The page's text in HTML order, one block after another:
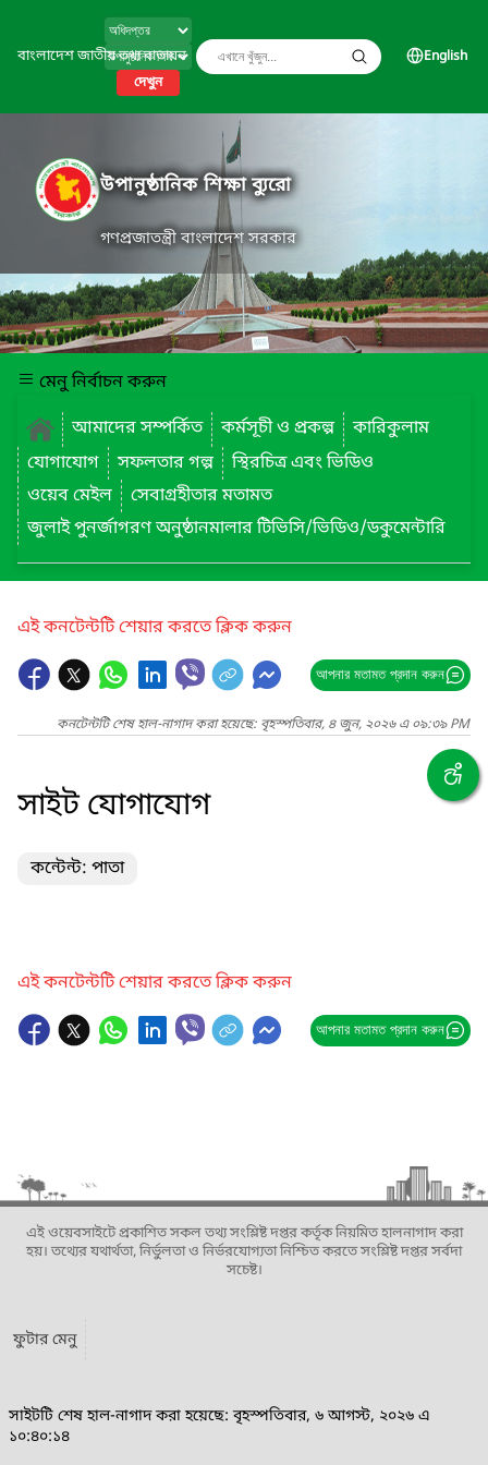
বাংলাদেশ জাতীয় তথ্য বাতায়ন
দেখুন
English
উপানুষ্ঠানিক শিক্ষা ব্যুরো
গণপ্রজাতন্ত্রী বাংলাদেশ সরকার
মেনু নির্বাচন করুন
আমাদের সম্পর্কিত
কর্মসূচী ও প্রকল্প
কারিকুলাম
যোগাযোগ
সফলতার গল্প
স্থিরচিত্র এবং ভিডিও
ওয়েব মেইল
সেবাগ্রহীতার মতামত
জুলাই পুনর্জাগরণ অনুষ্ঠানমালার টিভিসি/ভিডিও/ডকুমেন্টারি
এই কনটেন্টটি শেয়ার করতে ক্লিক করুন
আপনার মতামত প্রদান করুন
কনটেন্টটি শেষ হাল-নাগাদ করা হয়েছে: বৃহস্পতিবার, ৪ জুন, ২০২৬ এ ০৯:৩৯ PM
সাইট যোগাযোগ
কন্টেন্ট: পাতা
এই কনটেন্টটি শেয়ার করতে ক্লিক করুন
আপনার মতামত প্রদান করুন
এই ওয়েবসাইটে প্রকাশিত সকল তথ্য সংশ্লিষ্ট দপ্তর কর্তৃক নিয়মিত হালনাগাদ করা
হয়। তথ্যের যথার্থতা, নির্ভুলতা ও নির্ভরযোগ্যতা নিশ্চিত করতে সংশ্লিষ্ট দপ্তর সর্বদা
সচেষ্ট।
ফুটার মেনু
সাইটটি শেষ হাল-নাগাদ করা হয়েছে: বৃহস্পতিবার, ৬ আগস্ট, ২০২৬ এ
১০:৪০:১৪